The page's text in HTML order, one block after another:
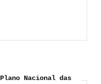
Plano Nacional das